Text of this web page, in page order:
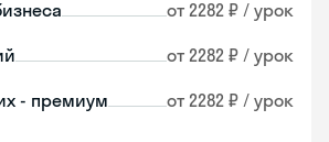
от 2282 ₽ / урок
от 2282 ₽ / урок
- премиум от 2282 ₽ / урок